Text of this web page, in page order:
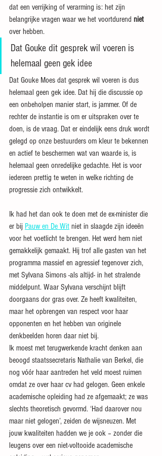
dat een verrijking of verarming is: het zijn
belangrijke vragen waar we het voortdurend niet
over hebben.
Dat Gouke dit gesprek wil voeren is
helemaal geen gek idee
Dat Gouke Moes dat gesprek wil voeren is dus
helemaal geen gek idee. Dat hij die discussie op
een onbeholpen manier start, is jammer. Of de
rechter de instantie is om er uitspraken over te
doen, is de vraag. Dat er eindelijk eens druk wordt
gelegd op onze bestuurders om kleur te bekennen
en actief te beschermen wat van waarde is, is
helemaal geen onredelijke gedachte. Het is voor
iedereen prettig te weten in welke richting de
progressie zich ontwikkelt.
Ik had het dan ook te doen met de ex-minister die
er bij Pauw en De Wit niet in slaagde zijn ideeën
voor het voetlicht te brengen. Het werd hem niet
gemakkelijk gemaakt. Hij trof alle gasten van het
programma massief en agressief tegenover zich,
met Sylvana Simons -als altijd- in het stralende
middelpunt. Waar Sylvana verschijnt blijft
doorgaans dor gras over. Ze heeft kwaliteiten,
maar het opbrengen van respect voor haar
opponenten en het hebben van originele
denkbeelden horen daar niet bij.
Ik moest met terugwerkende kracht denken aan
beoogd staatssecretaris Nathalie van Berkel, die
nog vóór haar aantreden het veld moest ruimen
omdat ze over haar cv had gelogen. Geen enkele
academische opleiding had ze afgemaakt; ze was
slechts theoretisch gevormd. ‘Had daarover nou
maar niet gelogen’, zeiden de wijsneuzen. Met
jouw kwaliteiten hadden we je ook – zonder die
leugens over een niet-voltooide academische